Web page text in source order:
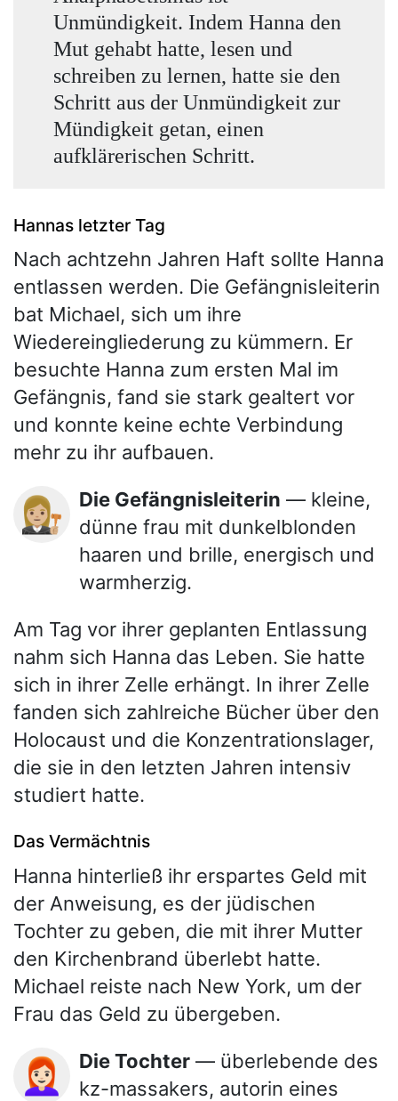
Unmündigkeit. Indem Hanna den
Mut gehabt hatte, lesen und
schreiben zu lernen, hatte sie den
Schritt aus der Unmündigkeit zur
Mündigkeit getan, einen
aufklärerischen Schritt.
Hannas letzter Tag
Nach achtzehn Jahren Haft sollte Hanna
entlassen werden. Die Gefängnisleiterin
bat Michael, sich um ihre
Wiedereingliederung zu kümmern. Er
besuchte Hanna zum ersten Mal im
Gefängnis, fand sie stark gealtert vor
und konnte keine echte Verbindung
mehr zu ihr aufbauen.
👩🏼‍⚖️ Die Gefängnisleiterin — kleine,
dünne frau mit dunkelblonden
haaren und brille, energisch und
warmherzig.
Am Tag vor ihrer geplanten Entlassung
nahm sich Hanna das Leben. Sie hatte
sich in ihrer Zelle erhängt. In ihrer Zelle
fanden sich zahlreiche Bücher über den
Holocaust und die Konzentrationslager,
die sie in den letzten Jahren intensiv
studiert hatte.
Das Vermächtnis
Hanna hinterließ ihr erspartes Geld mit
der Anweisung, es der jüdischen
Tochter zu geben, die mit ihrer Mutter
den Kirchenbrand überlebt hatte.
Michael reiste nach New York, um der
Frau das Geld zu übergeben.
👩🏻‍🦰 Die Tochter — überlebende des
kz-massakers, autorin eines